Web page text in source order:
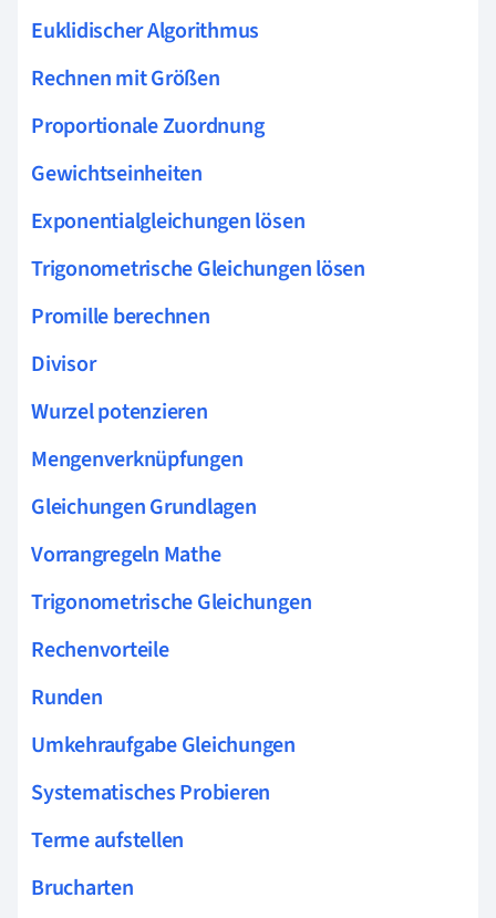
Euklidischer Algorithmus
Rechnen mit Größen
Proportionale Zuordnung
Gewichtseinheiten
Exponentialgleichungen lösen
Trigonometrische Gleichungen lösen
Promille berechnen
Divisor
Wurzel potenzieren
Mengenverknüpfungen
Gleichungen Grundlagen
Vorrangregeln Mathe
Trigonometrische Gleichungen
Rechenvorteile
Runden
Umkehraufgabe Gleichungen
Systematisches Probieren
Terme aufstellen
Brucharten